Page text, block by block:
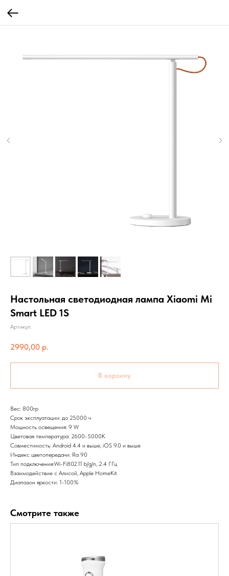
Настольная светодиодная лампа Xiaomi Mi
Smart LED 1S
Артикул:
2990,00 р.
В корзину
Вес: 800гр
Срок эксплуатации: до 25000 ч
Мощность освещения: 9 W
Цветовая температура: 2600-5000K
Совместимость: Android 4.4 и выше, iOS 9.0 и выше
Индекс цветопередачи: Ra 90
Тип подключения:Wi-Fi802.11 b/g/n, 2.4 ГГц
Взаимодействие с Алисой, Apple HomeKit
Диапазон яркости: 1-100%
Смотрите также